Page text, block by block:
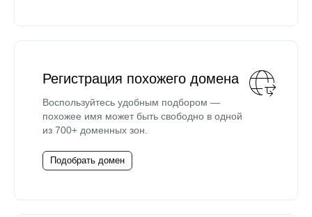
Регистрация похожего домена
Воспользуйтесь удобным подбором —
похожее имя может быть свободно в одной
из 700+ доменных зон.
Подобрать домен